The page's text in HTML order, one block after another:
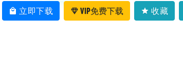
立即下载 VIP免费下载 收藏
高三数学高考三轮复习冲刺课 2025-05-10
【3D模型库合集③】，40.14G课程百度网盘资源